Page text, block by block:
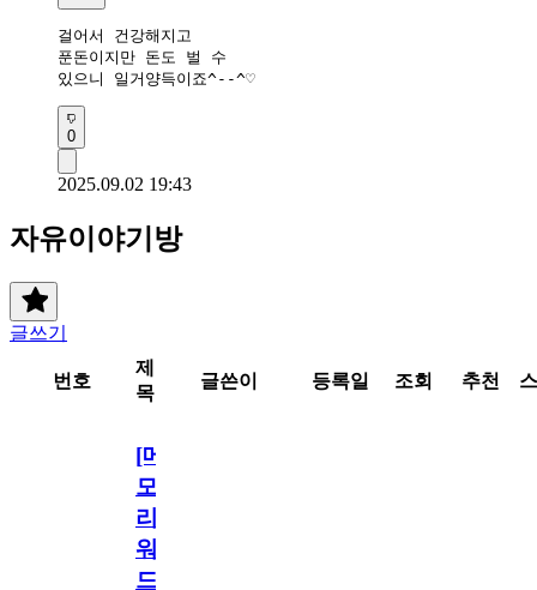
걸어서 건강해지고
푼돈이지만 돈도 벌 수
있으니 일거양득이죠^--^♡
0
2025.09.02 19:43
자유이야기방
글쓰기
번호
제
목
글쓴이 등록일 조회 추천
[메
모
리
워
드